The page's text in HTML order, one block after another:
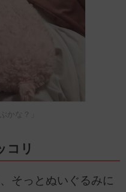
かな？」
コリ
そっとぬいぐるみに